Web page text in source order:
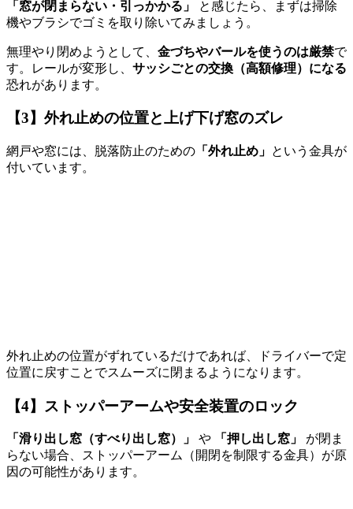
「窓が閉まらない・引っかかる」
と感じたら、まずは掃除
機やブラシでゴミを取り除いてみましょう。
無理やり閉めようとして、 金づちやバールを使うのは厳禁で
す。レールが変形し、 サッシごとの交換（高額修理）になる
恐れがあります。
【3】外れ止めの位置と上げ下げ窓のズレ
網戸や窓には、脱落防止のための 「外れ止め」 という金具が
付いています。
外れ止めの位置がずれているだけであれば、
ドライバーで定
位置に戻すことでスムーズに閉まるようになります。
【4】ストッパーアームや安全装置のロック
「滑り出し窓 （すべり出し窓） 」 や 「押し出し窓」
が閉ま
らない場合、ストッパーアーム
（開閉を制限する金具） が原
因の可能性があります。